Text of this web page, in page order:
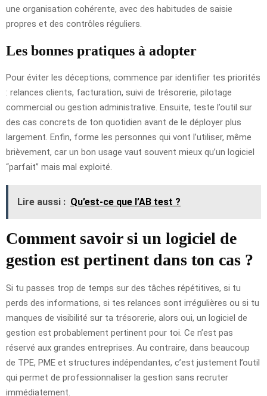
une organisation cohérente, avec des habitudes de saisie
propres et des contrôles réguliers.
Les bonnes pratiques à adopter
Pour éviter les déceptions, commence par identifier tes priorités
: relances clients, facturation, suivi de trésorerie, pilotage
commercial ou gestion administrative. Ensuite, teste l’outil sur
des cas concrets de ton quotidien avant de le déployer plus
largement. Enfin, forme les personnes qui vont l’utiliser, même
brièvement, car un bon usage vaut souvent mieux qu’un logiciel
“parfait” mais mal exploité.
Lire aussi : Qu’est-ce que l’AB test ?
Comment savoir si un logiciel de
gestion est pertinent dans ton cas ?
Si tu passes trop de temps sur des tâches répétitives, si tu
perds des informations, si tes relances sont irrégulières ou si tu
manques de visibilité sur ta trésorerie, alors oui, un logiciel de
gestion est probablement pertinent pour toi. Ce n’est pas
réservé aux grandes entreprises. Au contraire, dans beaucoup
de TPE, PME et structures indépendantes, c’est justement l’outil
qui permet de professionnaliser la gestion sans recruter
immédiatement.